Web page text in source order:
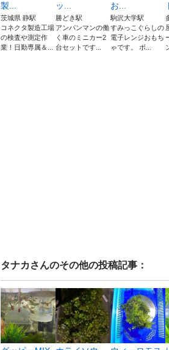
製...
茨城県 静駅
コネクタ製造工場
の検査や測定作
業！日勤専属＆...
ッ...
勝どき駅
アンパンマンの働
く車のミニカー2
台セットです...
お...
駒沢大学駅
すみっこぐらしの
電子レンジおもち
ゃです。 ボ...
タナカ さんのその他の投稿記事：